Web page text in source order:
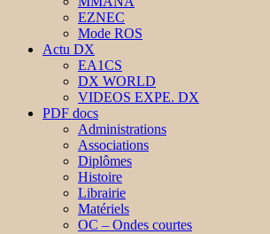
EZNEC
Mode ROS
Actu DX
EA1CS
DX WORLD
VIDEOS EXPE. DX
PDF docs
Administrations
Associations
Diplômes
Histoire
Librairie
Matériels
OC – Ondes courtes